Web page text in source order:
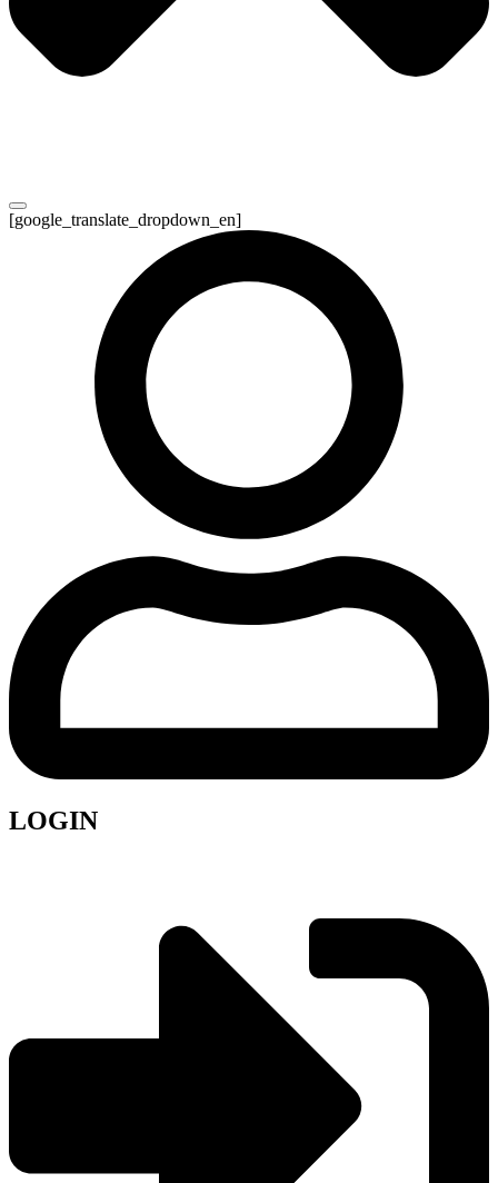
[google_translate_dropdown_en]
LOGIN